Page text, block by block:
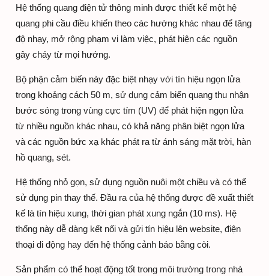
Hệ thống quang điện tử thông minh được thiết kế một hệ
quang phi cầu điều khiển theo các hướng khác nhau để tăng
độ nhạy, mở rộng phạm vi làm việc, phát hiện các nguồn
gây cháy từ mọi hướng.
Bộ phận cảm biến này đặc biệt nhạy với tín hiệu ngọn lửa
trong khoảng cách 50 m, sử dụng cảm biến quang thu nhận
bước sóng trong vùng cực tím (UV) để phát hiện ngọn lửa
từ nhiều nguồn khác nhau, có khả năng phân biệt ngọn lửa
và các nguồn bức xạ khác phát ra từ ánh sáng mặt trời, hàn
hồ quang, sét.
Hệ thống nhỏ gọn, sử dụng nguồn nuôi một chiều và có thể
sử dụng pin thay thế. Đầu ra của hệ thống được đề xuất thiết
kế là tín hiệu xung, thời gian phát xung ngắn (10 ms). Hệ
thống này dễ dàng kết nối và gửi tín hiệu lên website, điện
thoại di động hay đến hệ thống cảnh báo bằng còi.
Sản phẩm có thể hoạt động tốt trong môi trường trong nhà